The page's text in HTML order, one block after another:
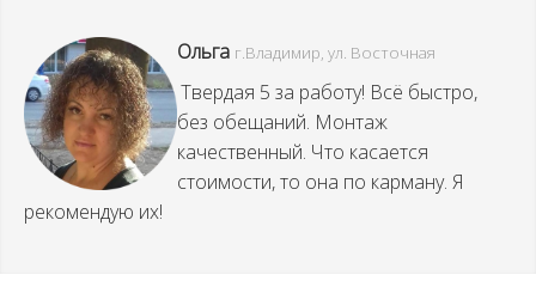
Ольга г.Владимир, ул. Восточная
Твердая 5 за работу! Всё быстро,
без обещаний. Монтаж
качественный. Что касается
стоимости, то она по карману. Я
рекомендую их!